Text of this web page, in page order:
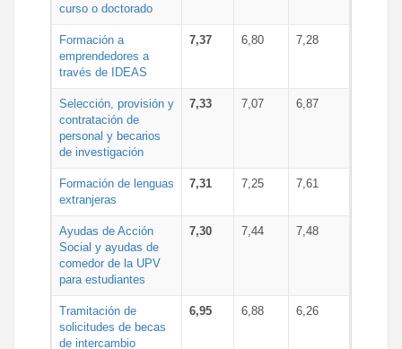
curso o doctorado
Formación a
emprendedores a
través de IDEAS
7,37 6,80 7,28
Selección, provisión y
contratación de
personal y becarios
de investigación
7,33 7,07 6,87
Formación de lenguas
extranjeras
7,31 7,25 7,61
Ayudas de Acción
Social y ayudas de
comedor de la UPV
para estudiantes
7,30 7,44 7,48
Tramitación de
solicitudes de becas
de intercambio
6,95 6,88 6,26